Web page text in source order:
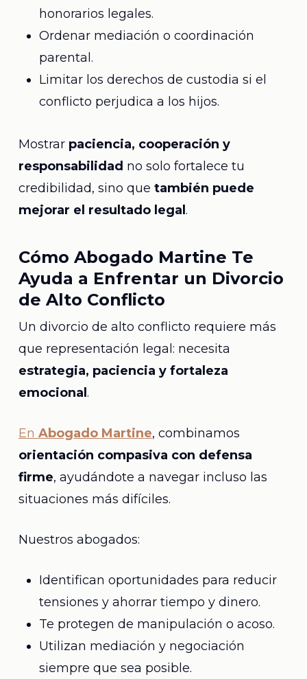
honorarios legales.
Ordenar mediación o coordinación
parental.
Limitar los derechos de custodia si el
conflicto perjudica a los hijos.
Mostrar paciencia, cooperación y
responsabilidad no solo fortalece tu
credibilidad, sino que también puede
mejorar el resultado legal .
Cómo Abogado Martine Te
Ayuda a Enfrentar un Divorcio
de Alto Conflicto
Un divorcio de alto conflicto requiere más
que representación legal: necesita
estrategia, paciencia y fortaleza
emocional .
En Abogado Martine, combinamos
orientación compasiva con defensa
firme, ayudándote a navegar incluso las
situaciones más difíciles.
Nuestros abogados:
Identifican oportunidades para reducir
tensiones y ahorrar tiempo y dinero.
Te protegen de manipulación o acoso.
Utilizan mediación y negociación
siempre que sea posible.